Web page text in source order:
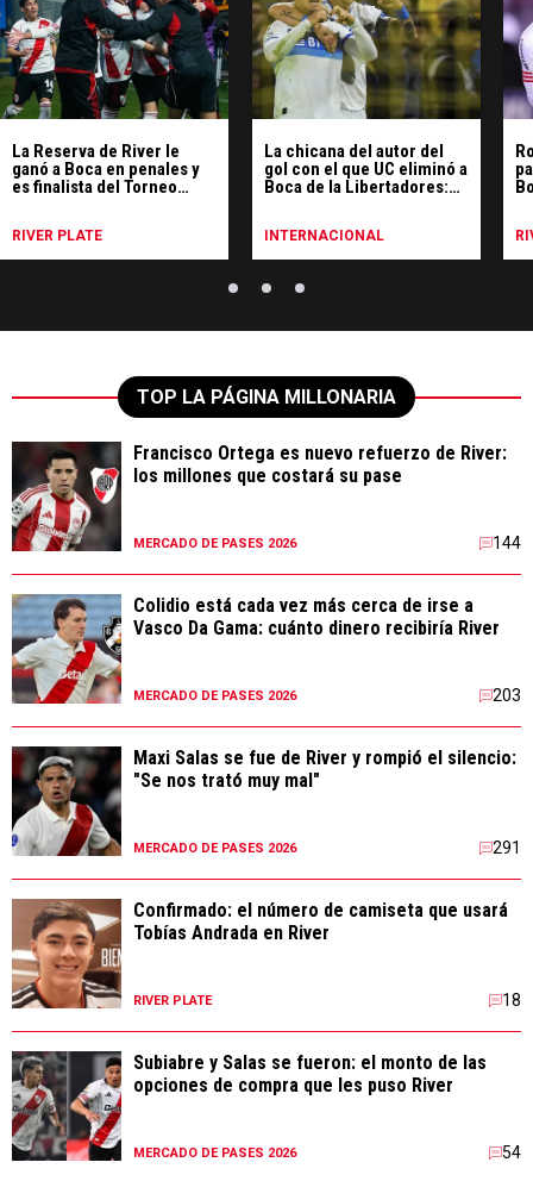
La Reserva de River le
ganó a Boca en penales y
es finalista del Torneo
RIVER PLATE
La chicana del autor del
gol con el que UC eliminó a
Boca de la Libertadores:
INTERNACIONAL
TOP LA PÁGINA MILLONARIA
Francisco Ortega es nuevo refuerzo de River:
los millones que costará su pase
MERCADO DE PASES 2026 144
Colidio está cada vez más cerca de irse a
Vasco Da Gama: cuánto dinero recibiría River
MERCADO DE PASES 2026 203
Maxi Salas se fue de River y rompió el silencio:
"Se nos trató muy mal"
MERCADO DE PASES 2026 291
Confirmado: el número de camiseta que usará
Tobías Andrada en River
RIVER PLATE 18
Subiabre y Salas se fueron: el monto de las
opciones de compra que les puso River
MERCADO DE PASES 2026 54